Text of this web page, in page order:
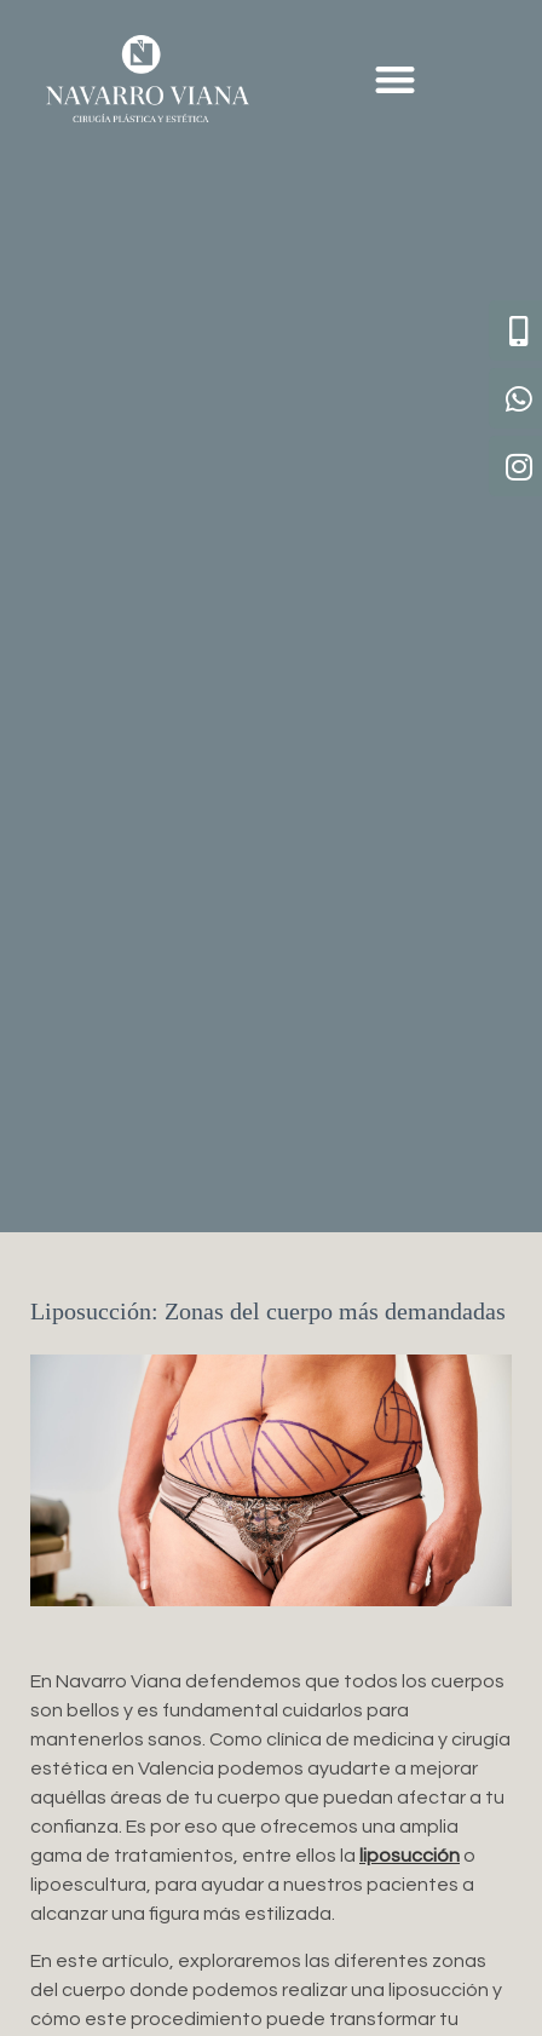
Liposucción: Zonas del cuerpo más demandadas
En Navarro Viana defendemos que todos los cuerpos
son bellos y es fundamental cuidarlos para
mantenerlos sanos. Como clínica de medicina y cirugía
estética en Valencia podemos ayudarte a mejorar
aquéllas áreas de tu cuerpo que puedan afectar a tu
confianza. Es por eso que ofrecemos una amplia
gama de tratamientos, entre ellos la liposucción o
lipoescultura, para ayudar a nuestros pacientes a
alcanzar una figura más estilizada.
En este artículo, exploraremos las diferentes zonas
del cuerpo donde podemos realizar una liposucción y
cómo este procedimiento puede transformar tu